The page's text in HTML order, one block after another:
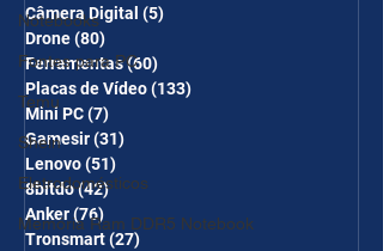
Notebooks
Fontes para PC
Temu
Shein
Eletrodomésticos
Memória Ram DDR5 Notebook
Câmera Digital (5)
Drone(80)
Ferramentas(60)
Placas de Vídeo(133)
Mini PC(7)
Gamesir(31)
Lenovo(51)
8bitdo(42)42 posts
Anker(76) 76 posts
Tronsmart(27)